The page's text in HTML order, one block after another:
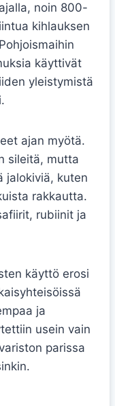
noin 800-
kihlauksen
käyttivät
yleistymistä
ajan myötä.
sileitä, mutta
jalokiviä, kuten
rakkautta.
rubiinit ja
käyttö erosi
ja
usein vain
parissa